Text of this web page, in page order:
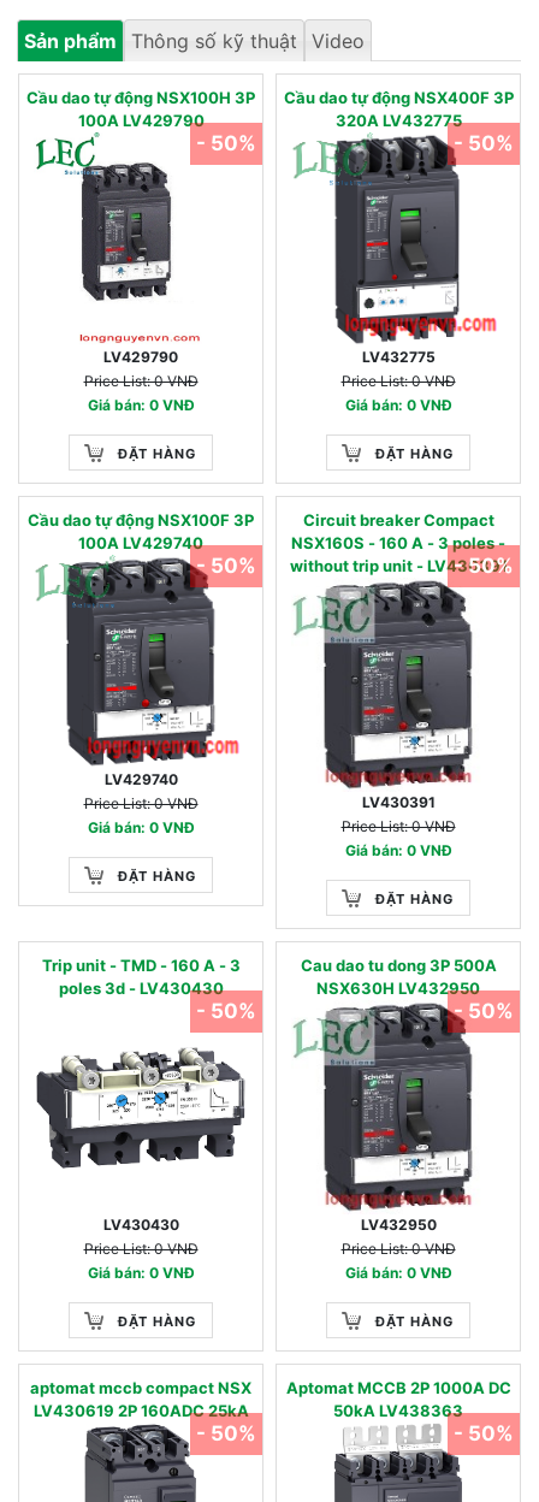
Sản phẩm Thông số kỹ thuật Video
Cầu dao tự động NSX100H 3P
100A LV429790
LV429790
Price List: 0 VNĐ
Giá bán: 0 VNĐ
ĐẶT HÀNG
- 50%
Cầu dao tự động NSX400F 3P
320A LV432775
LV432775
Price List: 0 VNĐ
Giá bán: 0 VNĐ
ĐẶT HÀNG
- 50%
Cầu dao tự động NSX100F 3P
100A LV429740
LV429740
Price List: 0 VNĐ
Giá bán: 0 VNĐ
ĐẶT HÀNG
- 50%
Circuit breaker Compact
NSX160S - 160 A - 3 poles -
without trip unit - LV430391
LV430391
Price List: 0 VNĐ
Giá bán: 0 VNĐ
ĐẶT HÀNG
- 50%
Trip unit - TMD - 160 A - 3
poles 3d - LV430430
LV430430
Price List: 0 VNĐ
Giá bán: 0 VNĐ
ĐẶT HÀNG
- 50%
Cau dao tu dong 3P 500A
NSX630H LV432950
LV432950
Price List: 0 VNĐ
Giá bán: 0 VNĐ
ĐẶT HÀNG
- 50%
aptomat mccb compact NSX
LV430619 2P 160ADC 25kA
- 50%
Aptomat MCCB 2P 1000A DC
50kA LV438363
- 50%